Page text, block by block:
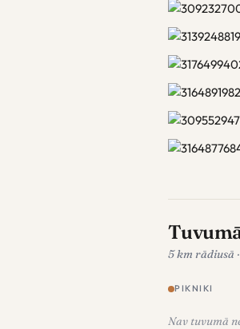
5 km rādiusā
PIKNIKI
Nav tuvumā